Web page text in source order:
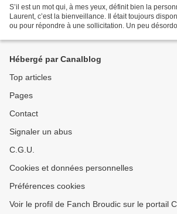
S’il est un mot qui, à mes yeux, définit bien la
Laurent, c’est la bienveillance. Il était toujours
ou pour répondre à une sollicitation. Un peu
Hébergé par Canalblog
Top articles
Pages
Contact
Signaler un abus
C.G.U.
Cookies et données personnelles
Préférences cookies
Voir le profil de Fanch Broudic sur le portail